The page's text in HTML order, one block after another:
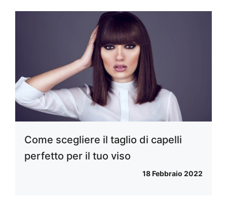
Come scegliere il taglio di capelli
perfetto per il tuo viso
18 Febbraio 2022